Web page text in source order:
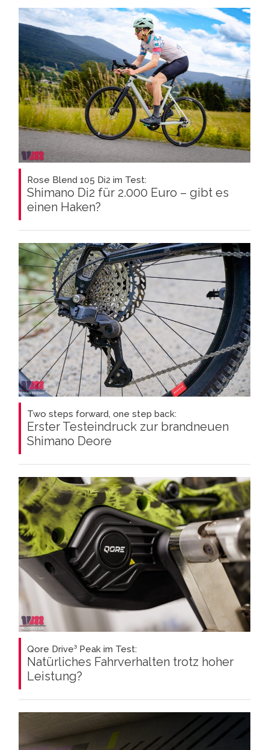
Rose Blend 105 Di2 im Test:
Shimano Di2 für 2.000 Euro – gibt es
einen Haken?
Two steps forward, one step back:
Erster Testeindruck zur brandneuen
Shimano Deore
Qore Drive³ Peak im Test:
Natürliches Fahrverhalten trotz hoher
Leistung?